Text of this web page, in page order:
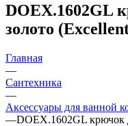
DOEX.1602GL
золото
Главная
—
Сантехника
—
Аксессуары для ванной
—DOEX.1602GL крючок